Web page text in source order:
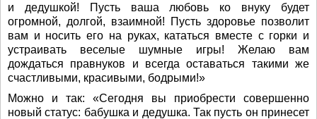
и дедушкой! Пусть ваша любовь ко внуку будет
огромной, долгой, взаимной! Пусть здоровье позволит
вам и носить его на руках, кататься вместе с горки и
устраивать веселые шумные игры! Желаю вам
дождаться правнуков и всегда оставаться такими же
счастливыми, красивыми, бодрыми!»
Можно и так: «Сегодня вы приобрести совершенно
новый статус: бабушка и дедушка. Так пусть он принесет